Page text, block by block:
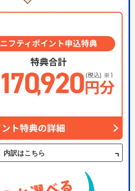
内訳はこちら